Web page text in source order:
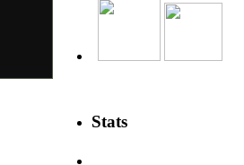
Stats